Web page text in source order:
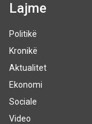
Lajme
Politikë
Kronikë
Aktualitet
Ekonomi
Sociale
Video